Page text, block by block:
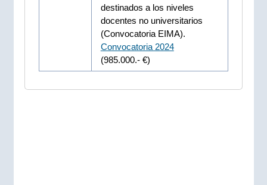
destinados a los niveles
docentes no universitarios
(Convocatoria EIMA).
Convocatoria 2024
(985.000.- €)